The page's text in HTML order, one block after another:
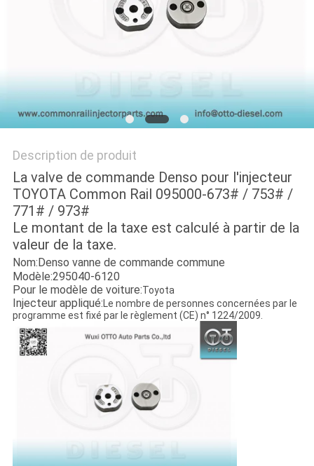
POLICY
Description de produit
La valve de commande Denso pour l'injecteur
TOYOTA Common Rail 095000-673# / 753# /
771# / 973#
Le montant de la taxe est calculé à partir de la
valeur de la taxe.
Nom:Denso vanne de commande commune
Modèle:295040-6120
Pour le modèle de voiture:Toyota
Injecteur appliqué:Le nombre de personnes concernées par le
programme est fixé par le règlement (CE) n° 1224/2009.